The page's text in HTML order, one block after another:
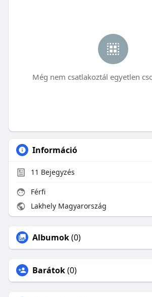
Még nem csatlakoztál egyetlen
Információ
11 Bejegyzés
Férfi
Lakhely Magyarország
Albumok(0)
Barátok(0)